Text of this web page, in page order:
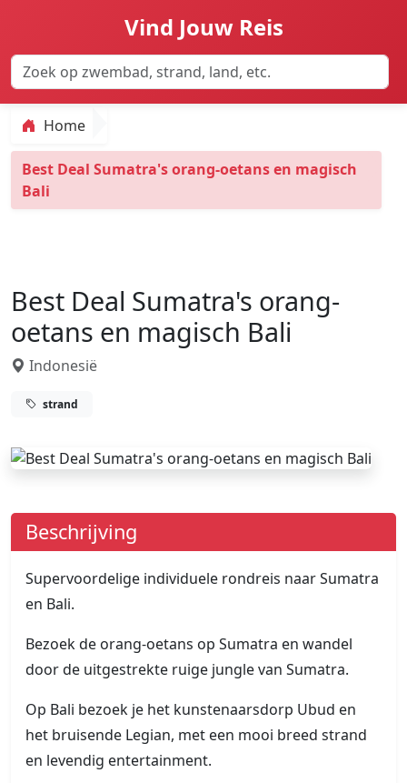
Vind Jouw Reis
Home
Best Deal Sumatra's orang-oetans en magisch
Bali
Best Deal Sumatra's orang-
oetans en magisch Bali
Indonesië
strand
Beschrijving
Supervoordelige individuele rondreis naar Sumatra
en Bali.
Bezoek de orang-oetans op Sumatra en wandel
door de uitgestrekte ruige jungle van Sumatra.
Op Bali bezoek je het kunstenaarsdorp Ubud en
het bruisende Legian, met een mooi breed strand
en levendig entertainment.